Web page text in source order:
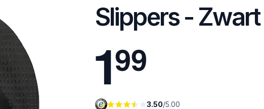
Slippers - Zwart
199
3.50/5.00